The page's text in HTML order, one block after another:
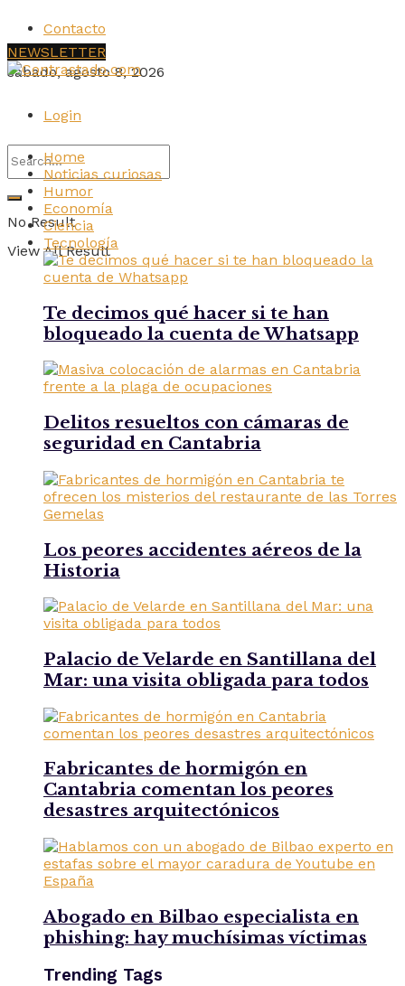
Contacto
sábado, agosto 8, 2026
Login
No Result
View All Result
NEWSLETTER
Home
Noticias curiosas
Humor
Economía
Ciencia
Tecnología
Te decimos qué hacer si te han
bloqueado la cuenta de Whatsapp
Delitos resueltos con cámaras de
seguridad en Cantabria
Los peores accidentes aéreos de la
Historia
Palacio de Velarde en Santillana del
Mar: una visita obligada para todos
Fabricantes de hormigón en
Cantabria comentan los peores
desastres arquitectónicos
Abogado en Bilbao especialista en
phishing: hay muchísimas víctimas
Trending Tags